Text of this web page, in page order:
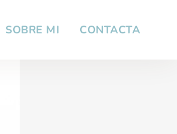
SOBRE MI CONTACTA